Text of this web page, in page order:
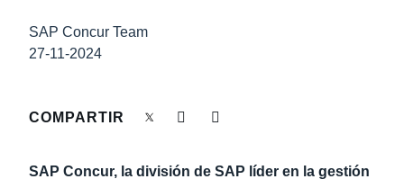
España (Español)
SOSTENIBILIDAD
TRAVEL AND EXPENSE
SAP Concur Team
27-11-2024
COMPARTIR
SAP Concur, la división de SAP líder en la gestión